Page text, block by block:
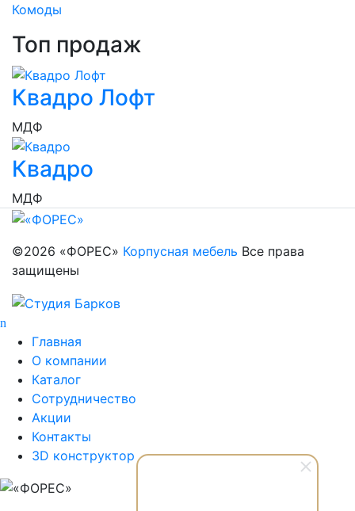
Комоды
Топ продаж
Квадро Лофт
МДФ
Квадро
МДФ
©2026 «ФОРЕС» Корпусная мебель Все права
защищены
Главная
О компании
Каталог
Сотрудничество
Акции
Контакты
3D конструктор